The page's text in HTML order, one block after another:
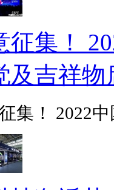
征集！
及吉祥物
集！ 2022